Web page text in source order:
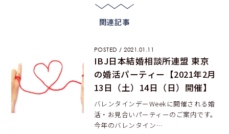
関連記事
POSTED / 2021.01.11
IBJ日本結婚相談所連盟 東京
の婚活パーティー【2021年2月
13日（土）14日（日）開催】
バレンタインデーWeekに開催される婚
活・お見合いパーティーのご案内です。
今年のバレンタイン…